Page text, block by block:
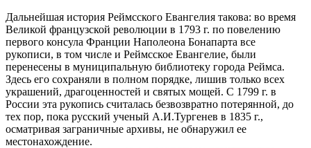
Дальнейшая история Реймсского Евангелия такова: во время
Великой французской революции в 1793 г. по повелению
первого консула Франции Наполеона Бонапарта все
рукописи, в том числе и Реймсское Евангелие, были
перенесены в муниципальную библиотеку города Реймса.
Здесь его сохраняли в полном порядке, лишив только всех
украшений, драгоценностей и святых мощей. С 1799 г. в
России эта рукопись считалась безвозвратно потерянной, до
тех пор, пока русский ученый А.И.Тургенев в 1835 г.,
осматривая заграничные архивы, не обнаружил ее
местонахождение.